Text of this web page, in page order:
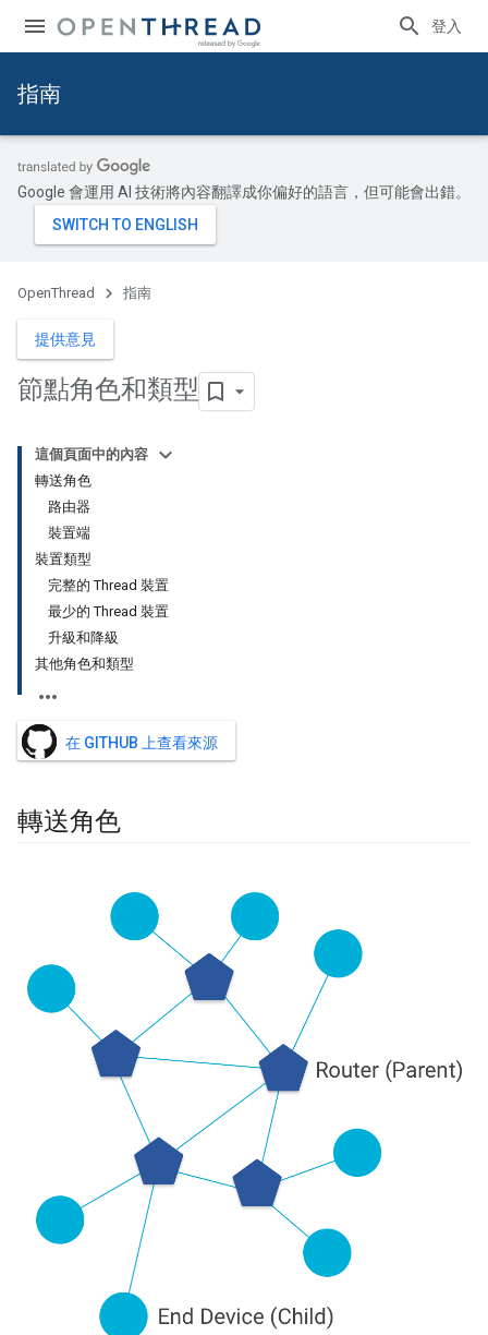
登入
指南
Google 會運用 AI 技術將內容翻譯成你偏好的語言，但可能會出錯。
OpenThread 指南
提供意見
節點角色和類型
這個頁面中的內容
轉送角色
路由器
裝置端
裝置類型
完整的 Thread 裝置
最少的 Thread 裝置
升級和降級
其他角色和類型
在 GITHUB 上查看來源
轉送角色